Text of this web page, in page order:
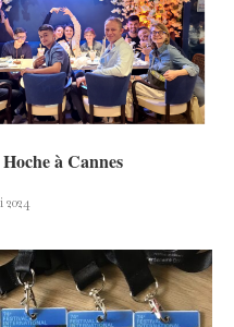
à Cannes
2024